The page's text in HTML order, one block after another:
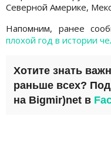
Северной Америке,
Напомним, ранее
плохой год в истории
Хотите знать
раньше всех?
на Bigmir)net в